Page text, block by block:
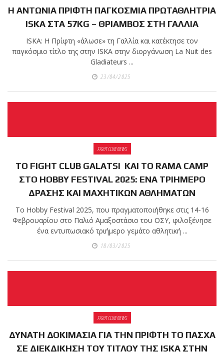
Ο
Κορυφαίος
Βραζιλιάνος προπονητής
Reyson Gracie Red Belt 9th
Degree, σε σεμινάριο BJJ
για λίγους, στο Fight Club
Η ΑΝΤΩΝΙΑ ΠΡΙΦΤΗ ΠΑΓΚΟΣΜΙΑ ΠΡΩΤΑΘΛΗΤΡΙΑ
ISKA ΣΤΑ 57KG – ΘΡΙΑΜΒΟΣ ΣΤΗ ΓΑΛΛΙΑ
ISKA: Η Πρίφτη «άλωσε» τη Γαλλία και κατέκτησε τον
παγκόσμιο τίτλο της στην ISKA στην διοργάνωση La Nuit des
Gladiateurs ...
23/04/2025
FIGHT CLUB NEWS
ΤΟ FIGHT CLUB GALATSI ΚΑΙ ΤΟ RAMA CAMP
ΣΤΟ HOBBY FESTIVAL 2025: ΕΝΑ ΤΡΙΗΜΕΡΟ
ΔΡΑΣΗΣ ΚΑΙ ΜΑΧΗΤΙΚΩΝ ΑΘΛΗΜΑΤΩΝ
Το Hobby Festival 2025, που πραγματοποιήθηκε στις 14-16
Φεβρουαρίου στο Παλιό Αμαξοστάσιο του ΟΣΥ, φιλοξένησε
ένα εντυπωσιακό τριήμερο γεμάτο αθλητική ...
18/03/2025
FIGHT CLUB NEWS
ΔΥΝΑΤΗ ΔΟΚΙΜΑΣΙΑ ΓΙΑ ΤΗΝ ΠΡΙΦΤΗ ΤΟ ΠΑΣΧΑ
ΣΕ ΔΙΕΚΔΙΚΗΣΗ ΤΟΥ ΤΙΤΛΟΥ ΤΗΣ ISKA ΣΤΗΝ